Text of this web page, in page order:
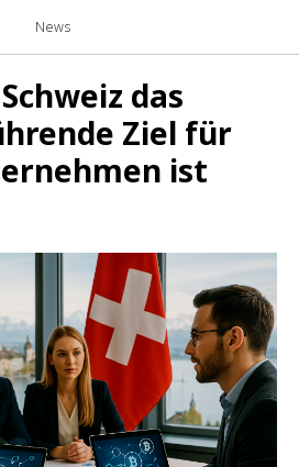
News
das
Ziel für
ist